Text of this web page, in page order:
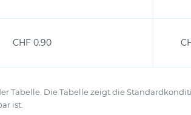
CHF 0.90
Tabelle. Die Tabelle zeigt die
ist.